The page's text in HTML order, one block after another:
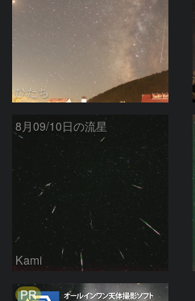
ひたち
8月09/10日の流星
Kami
PR